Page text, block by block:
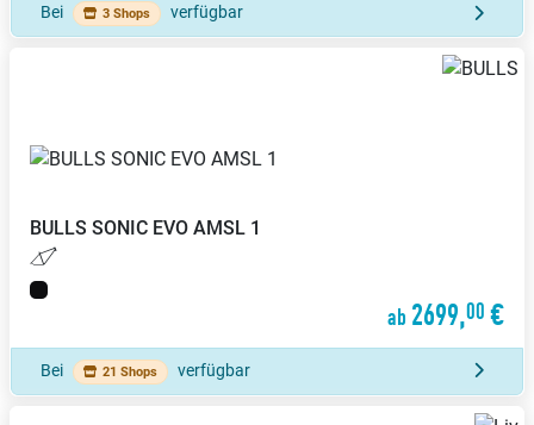
Bei 3 Shops verfügbar
BULLS SONIC EVO AMSL 1
ab 2699,00 €
Bei 21 Shops verfügbar